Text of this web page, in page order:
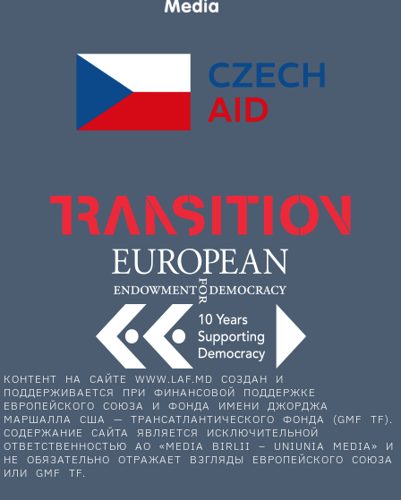
КОНТЕНТ НА САЙТЕ WWW.LAF.MD СОЗДАН И
ПОДДЕРЖИВАЕТСЯ ПРИ ФИНАНСОВОЙ ПОДДЕРЖКЕ
ЕВРОПЕЙСКОГО СОЮЗА И ФОНДА ИМЕНИ ДЖОРДЖА
МАРШАЛЛА США — ТРАНСАТЛАНТИЧЕСКОГО ФОНДА (GMF TF).
СОДЕРЖАНИЕ САЙТА ЯВЛЯЕТСЯ ИСКЛЮЧИТЕЛЬНОЙ
ОТВЕТСТВЕННОСТЬЮ АО «MEDIA BIRLII – UNIUNIA MEDIA» И
НЕ ОБЯЗАТЕЛЬНО ОТРАЖАЕТ ВЗГЛЯДЫ ЕВРОПЕЙСКОГО СОЮЗА
ИЛИ GMF TF.